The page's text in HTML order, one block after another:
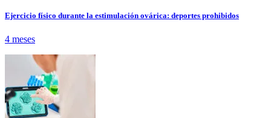
Ejercicio físico durante la estimulación ovárica: deportes prohibidos
4 meses